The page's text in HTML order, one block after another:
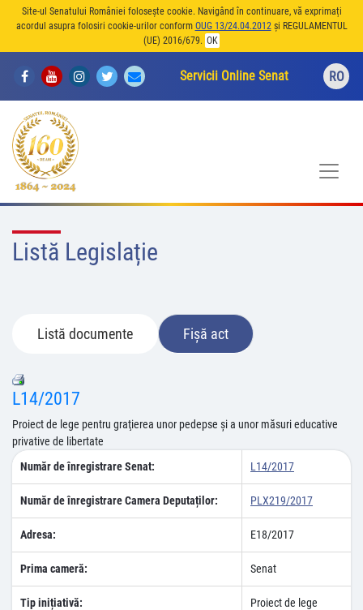
Site-ul Senatului României folosește cookie. Navigând în continuare, vă exprimați
acordul asupra folosiri cookie-urilor conform OUG 13/24.04.2012și REGULAMENTUL
(UE) 2016/679. OK
Servicii Online Senat RO
Listă Legislație
Listă documente Fișă act
L14/2017
Proiect de lege pentru graţierea unor pedepse şi a unor măsuri educative
privative de libertate
Număr de înregistrare Senat:
L14/2017
Număr de înregistrare Camera Deputaților: PLX219/2017
Adresa: E18/2017
Prima cameră: Senat
Tip inițiativă: Proiect de lege